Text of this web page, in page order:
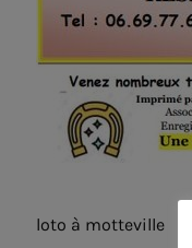
loto à motteville